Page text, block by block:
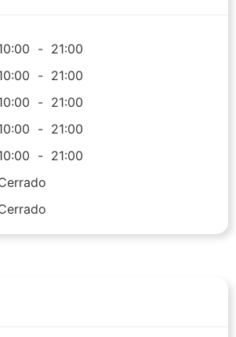
- 21:00
- 21:00
- 21:00
- 21:00
- 21:00